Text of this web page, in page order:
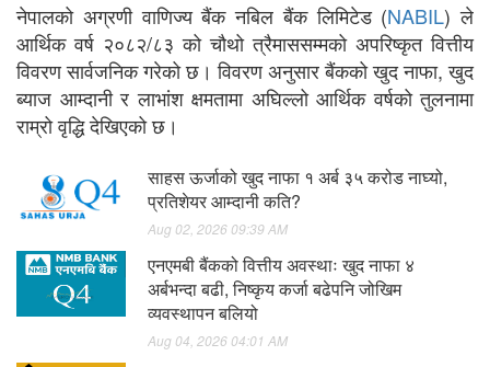
नेपालको अग्रणी वाणिज्य बैंक नबिल बैंक लिमिटेड (NABIL) ले
आर्थिक वर्ष २०८२/८३ को चौथो त्रैमाससम्मको अपरिष्कृत वित्तीय
विवरण सार्वजनिक गरेको छ। विवरण अनुसार बैंकको खुद नाफा, खुद
ब्याज आम्दानी र लाभांश क्षमतामा अघिल्लो आर्थिक वर्षको तुलनामा
राम्रो वृद्धि देखिएको छ।
साहस ऊर्जाको खुद नाफा १ अर्ब ३५ करोड नाघ्यो,
प्रतिशेयर आम्दानी कति?
Aug 02, 2026 09:39 AM
एनएमबी बैंकको वित्तीय अवस्थाः खुद नाफा ४
अर्बभन्दा बढी, निष्कृय कर्जा बढेपनि जोखिम
व्यवस्थापन बलियो
Aug 04, 2026 04:01 AM